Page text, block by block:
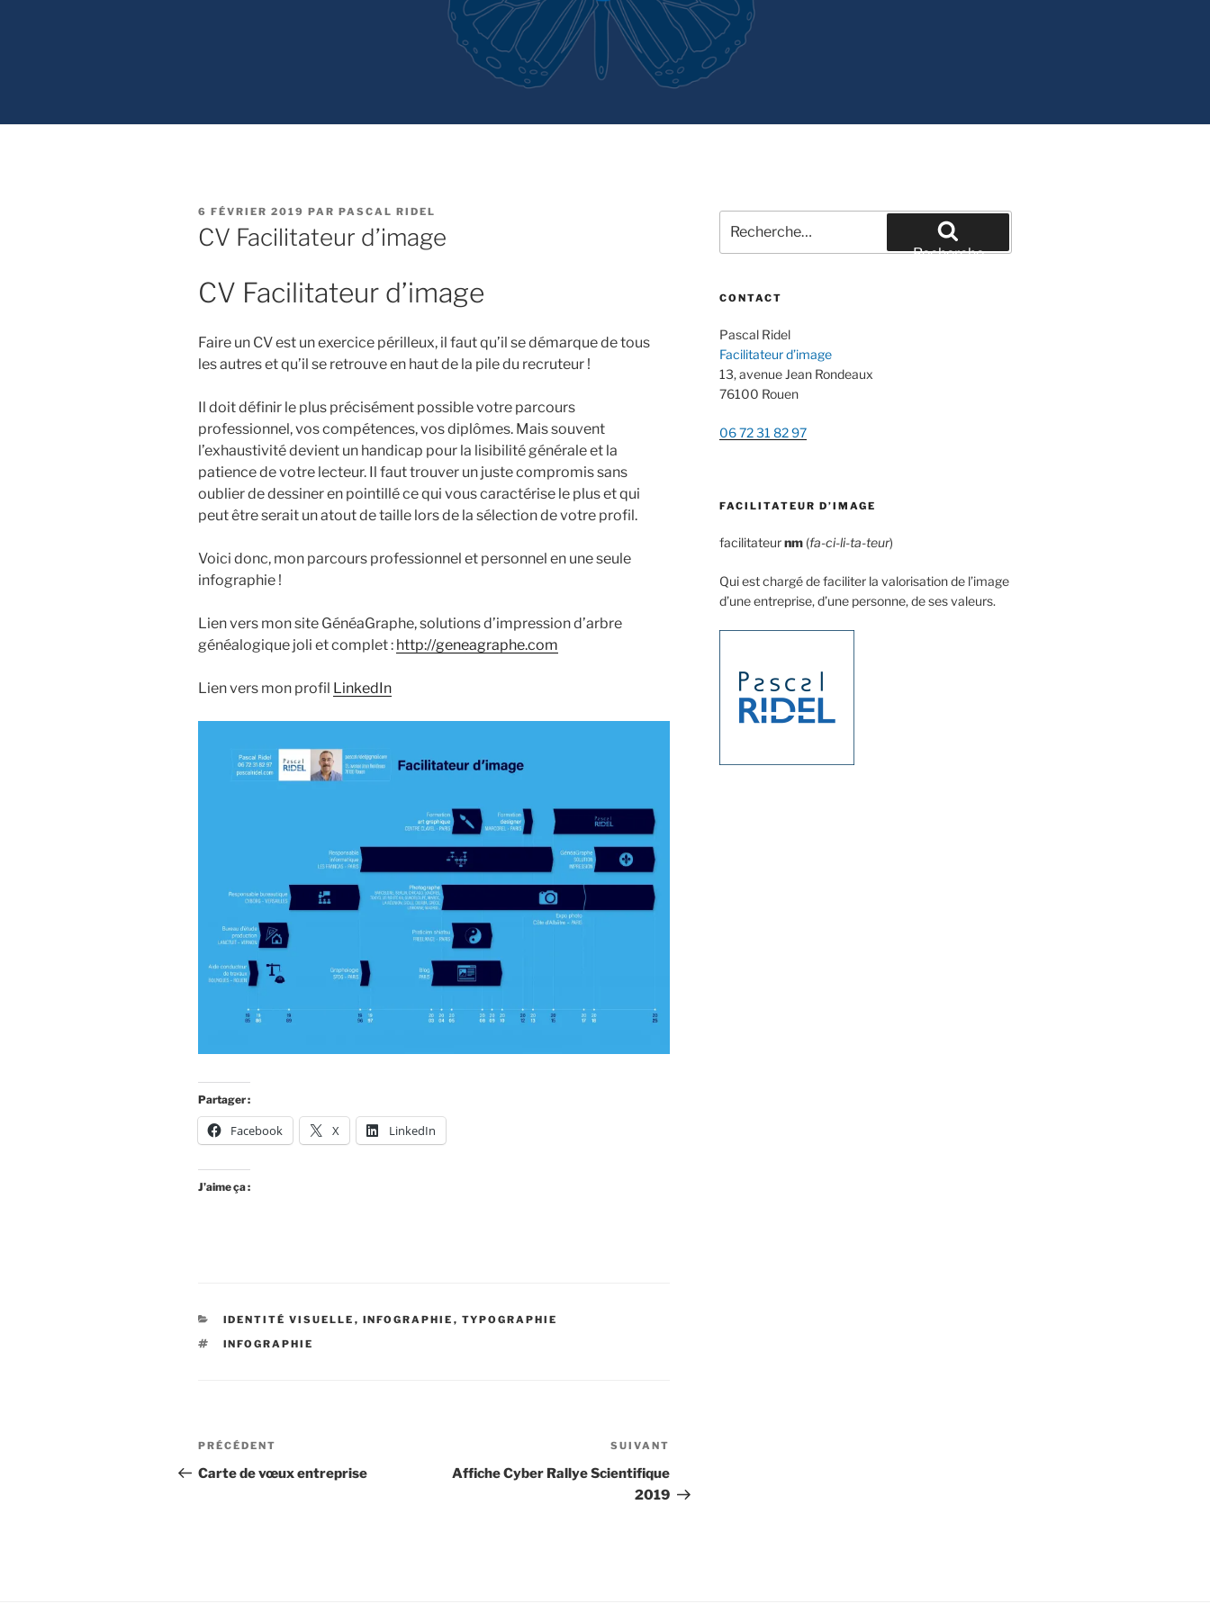
PUBLIÉ
6 FÉVRIER 2019 PAR PASCAL RIDEL
CV Facilitateur d’image
CV Facilitateur d’image
Faire un CV est un exercice périlleux, il faut qu’il se démarque de tous
les autres et qu’il se retrouve en haut de la pile du recruteur !
Il doit définir le plus précisément possible votre parcours
professionnel, vos compétences, vos diplômes. Mais souvent
l’exhaustivité devient un handicap pour la lisibilité générale et la
patience de votre lecteur. Il faut trouver un juste compromis sans
oublier de dessiner en pointillé ce qui vous caractérise le plus et qui
peut être serait un atout de taille lors de la sélection de votre profil.
Voici donc, mon parcours professionnel et personnel en une seule
infographie !
Lien vers mon site GénéaGraphe, solutions d’impression d’arbre
généalogique joli et complet : http://geneagraphe.com
Lien vers mon profil LinkedIn
Partager :
Facebook X LinkedIn
J’aime ça :
CATÉGORIES
IDENTITÉ VISUELLE , INFOGRAPHIE , TYPOGRAPHIE
ÉTIQUETTES
INFOGRAPHIE
Navigation
de
Article
précédent
PRÉCÉDENT
Carte de vœux entreprise
suivant
SUIVANT
Affiche Cyber Rallye Scientifique
2019
pour
:
Recherche
CONTACT
Pascal Ridel
Facilitateur d’image
13, avenue Jean Rondeaux
76100 Rouen
06 72 31 82 97
FACILITATEUR D’IMAGE
facilitateurnm(fa-ci-li-ta-teur)
Qui est chargé de faciliter la valorisation de l’image
d’une entreprise, d’une personne, de ses valeurs.